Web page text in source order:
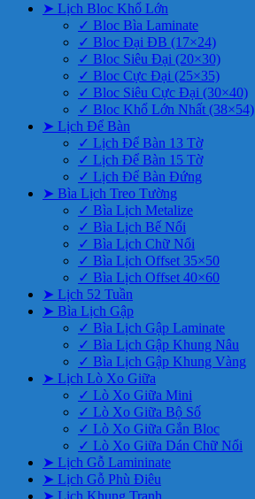
➤ Lịch Bloc Khổ Lớn
✓ Bloc Bìa Laminate
✓ Bloc Đại ĐB (17×24)
✓ Bloc Siêu Đại (20×30)
✓ Bloc Cực Đại (25×35)
✓ Bloc Siêu Cực Đại (30×40)
✓ Bloc Khổ Lớn Nhất (38×54)
➤ Lịch Để Bàn
✓ Lịch Để Bàn 13 Tờ
✓ Lịch Để Bàn 15 Tờ
✓ Lịch Để Bàn Đứng
➤ Bìa Lịch Treo Tường
✓ Bìa Lịch Metalize
✓ Bìa Lịch Bế Nổi
✓ Bìa Lịch Chữ Nổi
✓ Bìa Lịch Offset 35×50
✓ Bìa Lịch Offset 40×60
➤ Lịch 52 Tuần
➤ Bìa Lịch Gập
✓ Bìa Lịch Gập Laminate
✓ Bìa Lịch Gập Khung Nâu
✓ Bìa Lịch Gập Khung Vàng
➤ Lịch Lò Xo Giữa
✓ Lò Xo Giữa Mini
✓ Lò Xo Giữa Bộ Số
✓ Lò Xo Giữa Gắn Bloc
✓ Lò Xo Giữa Dán Chữ Nổi
➤ Lịch Gỗ Lamininate
➤ Lịch Gỗ Phù Điêu